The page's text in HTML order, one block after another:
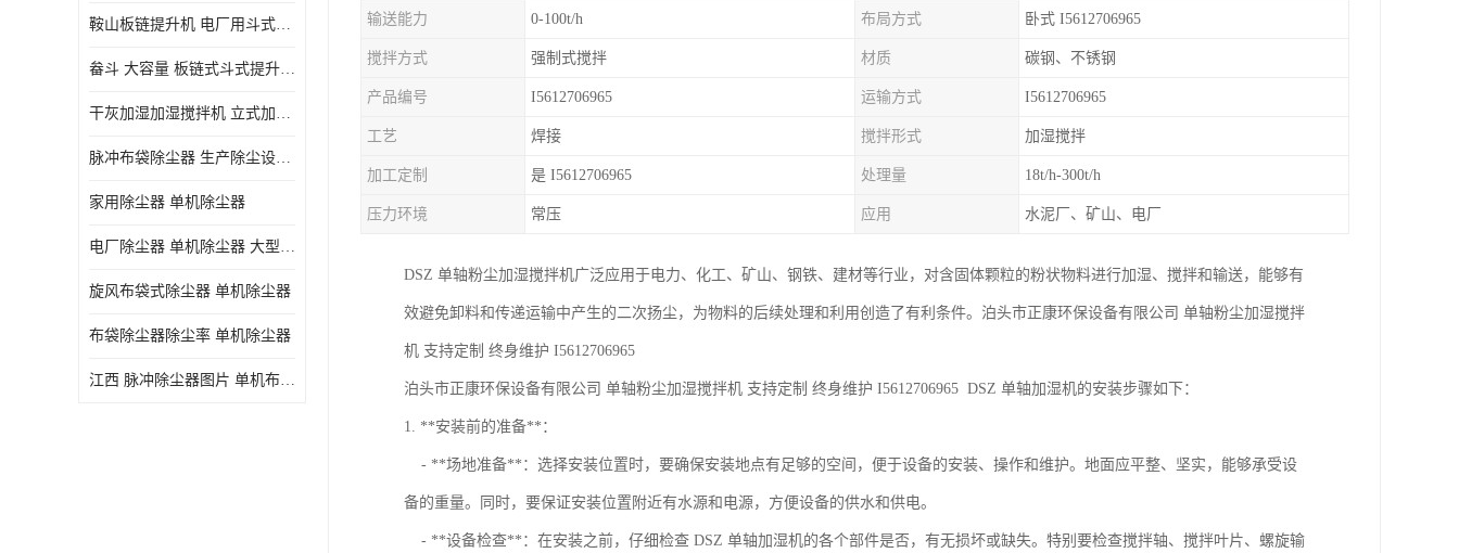
N-TGD钢丝胶带斗式提升机
鞍山板链提升机 电厂用斗式提升机 规格齐全
畚斗 大容量 板链式斗式提升机 正康斗提机厂家
干灰加湿加湿搅拌机 立式加湿机消化机 双轴
脉冲布袋除尘器 生产除尘设备厂家
家用除尘器 单机除尘器
电厂除尘器 单机除尘器 大型除尘器制作厂家
旋风布袋式除尘器 单机除尘器
布袋除尘器除尘率 单机除尘器
江西 脉冲除尘器图片 单机布袋除尘器 规格齐全
输送能力 0-100t/h 布局方式 卧式 I5612706965
搅拌方式 强制式搅拌 材质 碳钢、不锈钢
产品编号 I5612706965 运输方式 I5612706965
工艺 焊接 搅拌形式 加湿搅拌
加工定制 是 I5612706965 处理量 18t/h-300t/h
压力环境 常压 应用 水泥厂、矿山、电厂
DSZ 单轴粉尘加湿搅拌机广泛应用于电力、化工、矿山、钢铁、建材等行业，对含固体颗粒的粉状物料进行加湿、搅拌和输送，能够有
效避免卸料和传递运输中产生的二次扬尘，为物料的后续处理和利用创造了有利条件。泊头市正康环保设备有限公司 单轴粉尘加湿搅拌
机 支持定制 终身维护 I5612706965
泊头市正康环保设备有限公司 单轴粉尘加湿搅拌机 支持定制 终身维护 I5612706965 DSZ 单轴加湿机的安装步骤如下：
1. **安装前的准备**：
- **场地准备**：选择安装位置时，要确保安装地点有足够的空间，便于设备的安装、操作和维护。地面应平整、坚实，能够承受设
备的重量。同时，要保证安装位置附近有水源和电源，方便设备的供水和供电。
- **设备检查**：在安装之前，仔细检查 DSZ 单轴加湿机的各个部件是否，有无损坏或缺失。特别要检查搅拌轴、搅拌叶片、螺旋输